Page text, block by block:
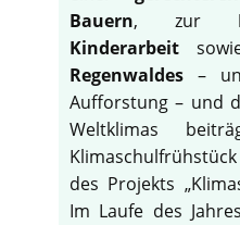
Bauern, zur
Kinderarbeit
Regenwaldes –
Aufforstung – und
Weltklimas
des Projekts
Im Laufe des